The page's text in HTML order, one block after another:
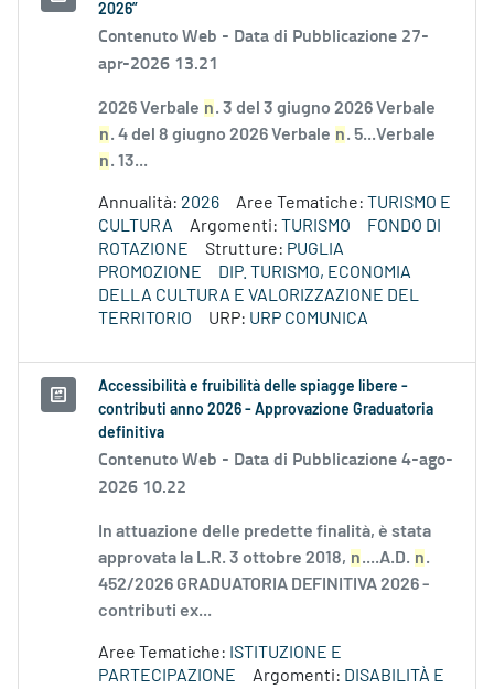
2026”
Contenuto Web - Data di Pubblicazione 27-
apr-2026 13.21
2026 Verbale n. 3 del 3 giugno 2026 Verbale
n. 4 del 8 giugno 2026 Verbale n. 5...Verbale
n. 13...
Annualità: 2026 Aree Tematiche: TURISMO E
CULTURA
Argomenti: TURISMO
FONDO DI
ROTAZIONE
Strutture: PUGLIA
PROMOZIONE
DIP. TURISMO, ECONOMIA
DELLA CULTURA E VALORIZZAZIONE DEL
TERRITORIO
URP: URP COMUNICA
Accessibilità e fruibilità delle spiagge libere -
contributi anno 2026 - Approvazione Graduatoria
definitiva
Contenuto Web - Data di Pubblicazione 4-ago-
2026 10.22
In attuazione delle predette finalità, è stata
approvata la L.R. 3 ottobre 2018, n....A.D. n.
452/2026 GRADUATORIA DEFINITIVA 2026 -
contributi ex...
Aree Tematiche: ISTITUZIONE E
PARTECIPAZIONE
Argomenti: DISABILITÀ E